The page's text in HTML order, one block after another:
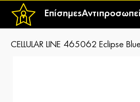
Επίσημες
CELLULAR LINE 465062 Eclipse